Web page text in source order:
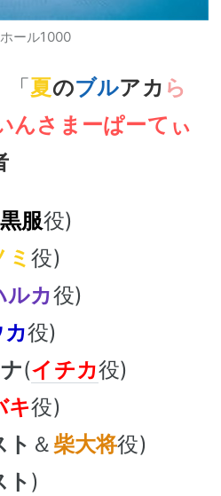
ホール1000
「夏のブルアカ ら
んさまーぱーてぃ
黒服役)
ミ役)
ルカ役)
役)
(イチカ役)
キ役)
ト ＆ 柴大将役)
ト )